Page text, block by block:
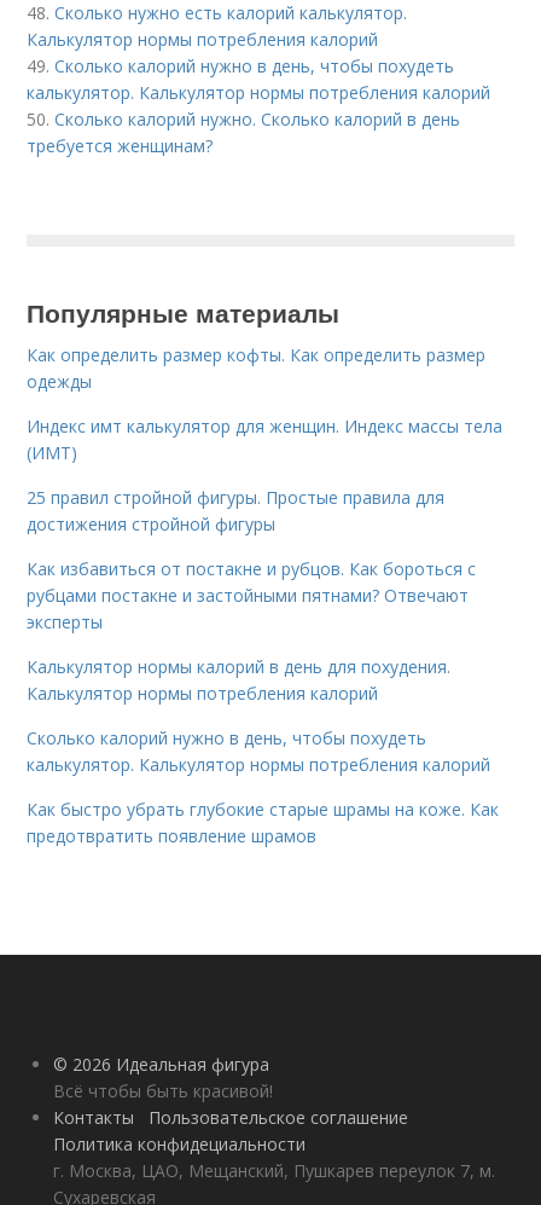
48.Сколько нужно есть калорий калькулятор.
Калькулятор нормы потребления калорий
49.Сколько калорий нужно в день, чтобы похудеть
калькулятор. Калькулятор нормы потребления калорий
50.Сколько калорий нужно. Сколько калорий в день
требуется женщинам?
Популярные материалы
Как определить размер кофты. Как определить размер
одежды
Индекс имт калькулятор для женщин. Индекс массы тела
(ИМТ)
25 правил стройной фигуры. Простые правила для
достижения стройной фигуры
Как избавиться от постакне и рубцов. Как бороться с
рубцами постакне и застойными пятнами? Отвечают
эксперты
Калькулятор нормы калорий в день для похудения.
Калькулятор нормы потребления калорий
Сколько калорий нужно в день, чтобы похудеть
калькулятор. Калькулятор нормы потребления калорий
Как быстро убрать глубокие старые шрамы на коже. Как
предотвратить появление шрамов
© 2026 Идеальная фигура
Всё чтобы быть красивой!
Контакты
Пользовательское соглашение
Политика конфидециальности
г. Москва, ЦАО, Мещанский, Пушкарев переулок 7, м.
Сухаревская